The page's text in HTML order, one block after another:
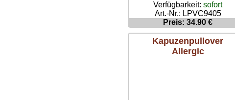
Verfügbarkeit:sofort
Art.-Nr.: LPVC9405
Preis: 34.90 €
Kapuzenpullover
Allergic